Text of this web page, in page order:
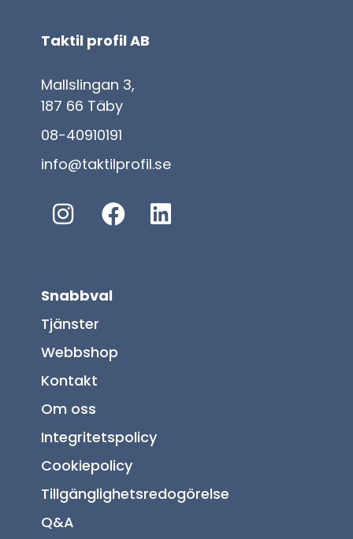
Taktil profil AB
Mallslingan 3,
187 66 Täby
08-40910191
info@taktilprofil.se
Snabbval
Tjänster
Webbshop
Kontakt
Om oss
Integritetspolicy
Cookiepolicy
Tillgänglighetsredogörelse
Q&A